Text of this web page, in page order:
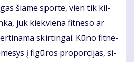
šia­me spor­te, vien tik kil­
juk kiek­vie­na fit­ne­so ar
skir­tin­gai. Kū­no fit­ne­
į fi­gū­ros pro­por­ci­jas, si­